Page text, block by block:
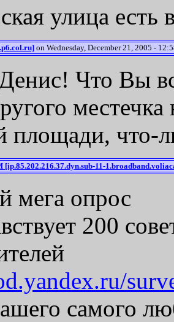
улица есть
on Wednesday, December 21, 2005 -
Что Вы
площади, что-
11-
мега опрос
200
самого